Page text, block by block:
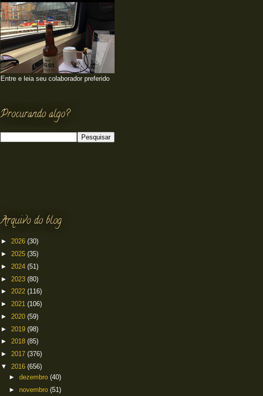
Entre e leia seu colaborador preferido
Procurando algo?
Arquivo do blog
► 2026 (30)
► 2025 (35)
► 2024 (51)
► 2023 (80)
► 2022 (116)
► 2021 (106)
► 2020 (59)
► 2019 (98)
► 2018 (85)
► 2017 (376)
▼ 2016 (656)
► dezembro (40)
► novembro (51)